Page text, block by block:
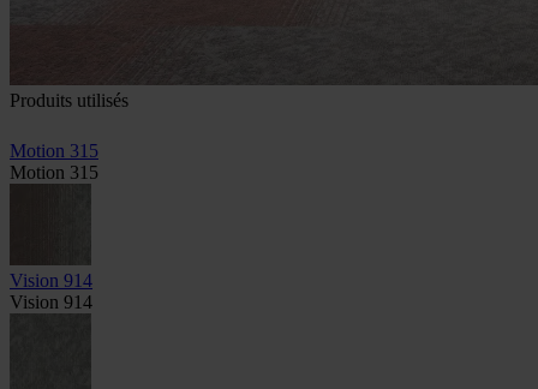
Produits utilisés
Motion 315
Motion 315
Vision 914
Vision 914